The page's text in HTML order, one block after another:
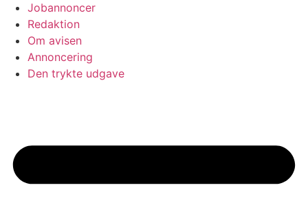
Jobannoncer
Redaktion
Om avisen
Annoncering
Den trykte udgave